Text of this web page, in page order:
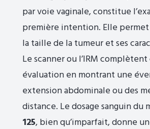
par voie vaginale, constitue
première intention. Elle
la taille de la tumeur et ses
Le scanner ou l’IRM
évaluation en montrant une
extension abdominale ou des
distance. Le dosage sanguin du
125, bien qu’imparfait, donne